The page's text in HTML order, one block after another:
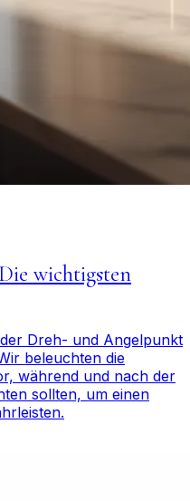
wichtigsten
Dreh- und Angelpunkt
beleuchten die
während und nach der
sollten, um einen